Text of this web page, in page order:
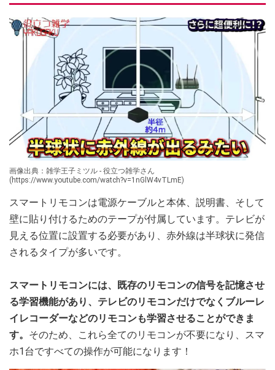
画像出典：雑学王子ミツル - 役立つ雑学さん
(https://www.youtube.com/watch?v=1nGlW4vTLmE)
スマートリモコンは電源ケーブルと本体、説明書、そして
壁に貼り付けるためのテープが付属しています。テレビが
見える位置に設置する必要があり、赤外線は半球状に発信
されるタイプが多いです。
スマートリモコンには、既存のリモコンの信号を記憶させ
る学習機能があり、テレビのリモコンだけでなくブルーレ
イレコーダーなどのリモコンも学習させることができま
す。 そのため、これら全てのリモコンが不要になり、スマ
ホ1台ですべての操作が可能になります！